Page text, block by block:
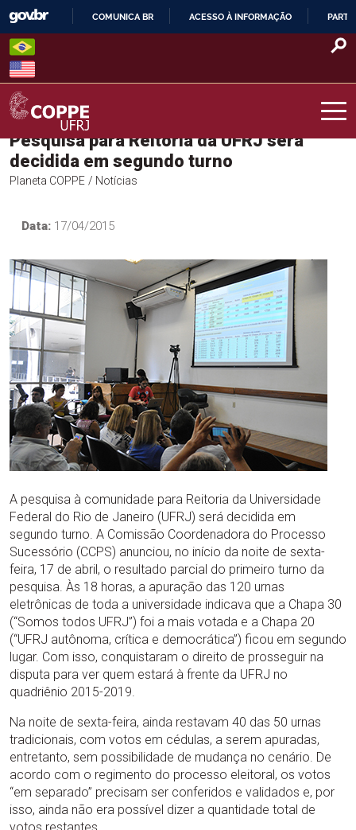
Skip
content
O
COMUNICA BR ACESSO À INFORMAÇÃO
COPPE – UFRJ
Pesquisa para Reitoria da UFRJ será
decidida em segundo turno
Planeta COPPE / Notícias
Data: 17/04/2015
A pesquisa à comunidade para Reitoria da Universidade
Federal do Rio de Janeiro (UFRJ) será decidida em
segundo turno. A Comissão Coordenadora do Processo
Sucessório (CCPS) anunciou, no início da noite de sexta-
feira, 17 de abril, o resultado parcial do primeiro turno da
pesquisa. Às 18 horas, a apuração das 120 urnas
eletrônicas de toda a universidade indicava que a Chapa 30
(“Somos todos UFRJ”) foi a mais votada e a Chapa 20
(“UFRJ autônoma, crítica e democrática”) ficou em segundo
lugar. Com isso, conquistaram o direito de prosseguir na
disputa para ver quem estará à frente da UFRJ no
quadriênio 2015-2019.
Na noite de sexta-feira, ainda restavam 40 das 50 urnas
tradicionais, com votos em cédulas, a serem apuradas,
entretanto, sem possibilidade de mudança no cenário. De
acordo com o regimento do processo eleitoral, os votos
“em separado” precisam ser conferidos e validados e, por
isso, ainda não era possível dizer a quantidade total de